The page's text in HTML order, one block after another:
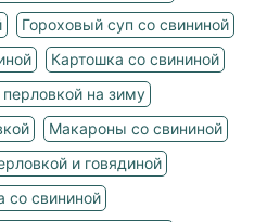
Гороховый суп со свининой
Картошка со свининой
на зиму
Макароны со свининой
и говядиной
со свининой